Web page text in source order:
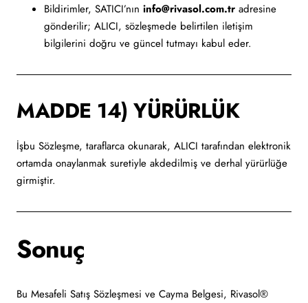
Bildirimler, SATICI’nın info@rivasol.com.tr adresine
gönderilir; ALICI, sözleşmede belirtilen iletişim
bilgilerini doğru ve güncel tutmayı kabul eder.
MADDE 14) YÜRÜRLÜK
İşbu Sözleşme, taraflarca okunarak, ALICI tarafından elektronik
ortamda onaylanmak suretiyle akdedilmiş ve derhal yürürlüğe
girmiştir.
Sonuç
Bu Mesafeli Satış Sözleşmesi ve Cayma Belgesi, Rivasol®